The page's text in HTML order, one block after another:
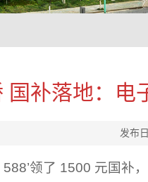
国补落地：电
发布
588’领了 1500 元国补